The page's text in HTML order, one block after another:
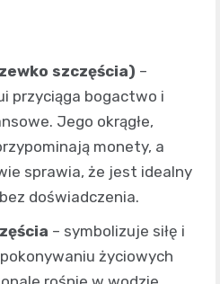
szczęścia) –
przyciąga bogactwo i
Jego okrągłe,
monety, a
sprawia, że jest idealny
doświadczenia.
– symbolizuje siłę i
życiowych